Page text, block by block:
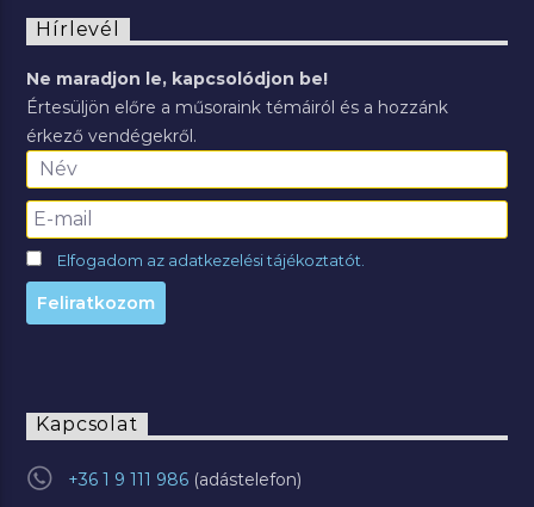
Hírlevél
Ne maradjon le, kapcsolódjon be!
Értesüljön előre a műsoraink témáiról és a hozzánk
érkező vendégekről.
Elfogadom az adatkezelési tájékoztatót.
Kapcsolat
+36 1 9 111 986